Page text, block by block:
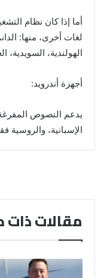
لغات أخرى، منها:
الهولندية، السويدية،
أجهزة أندرويد:
يدعم النصوص المفرغة
الإسبانية، والروسية
مقالات